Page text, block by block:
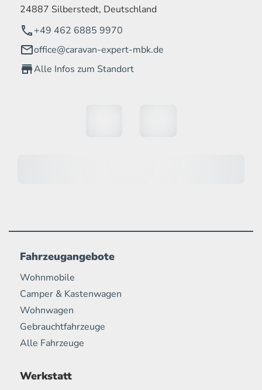
24887 Silberstedt, Deutschland
+49 462 6885 9970
office@caravan-expert-mbk.de
Alle Infos zum Standort
Fahrzeugangebote
Wohnmobile
Camper & Kastenwagen
Wohnwagen
Gebrauchtfahrzeuge
Alle Fahrzeuge
Werkstatt